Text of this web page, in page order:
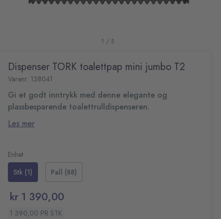
1 / 5
Dispenser TORK toalettpap mini jumbo T2
Varenr: 138041
Gi et godt inntrykk med denne elegante og
plassbesparende toalettrulldispenseren.
Den praktiske størrelsen og det stilige designet sørger for
at toalettet gir gjester et godt inntrykk. Smart restrull
inspeksjonsvinduet gi oversikt over når dispenseren må
fylles på. Den smarte rullebremsen gir optimal hastighet
som motvirker at papir havner på gulvet.
Materiale: Metall/plast
Størrelse (HxBxD): 254x355x133 mm
Les mer
Enhet
Stk (1)
Pall (88)
kr 1 390,00
1 390,00 PR STK